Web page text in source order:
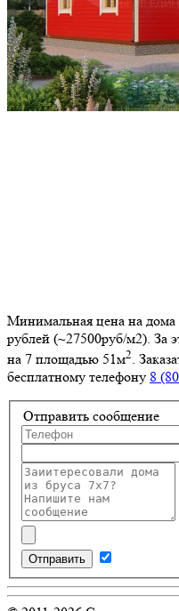
Минимальная цена на дома
рублей (~27500руб/м2). За
на 7 площадью 51м2.
бесплатному телефону 8
Отправить сообщение
Отправить